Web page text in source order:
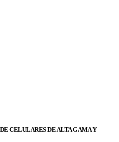
CELULARES DE ALTA GAMA Y